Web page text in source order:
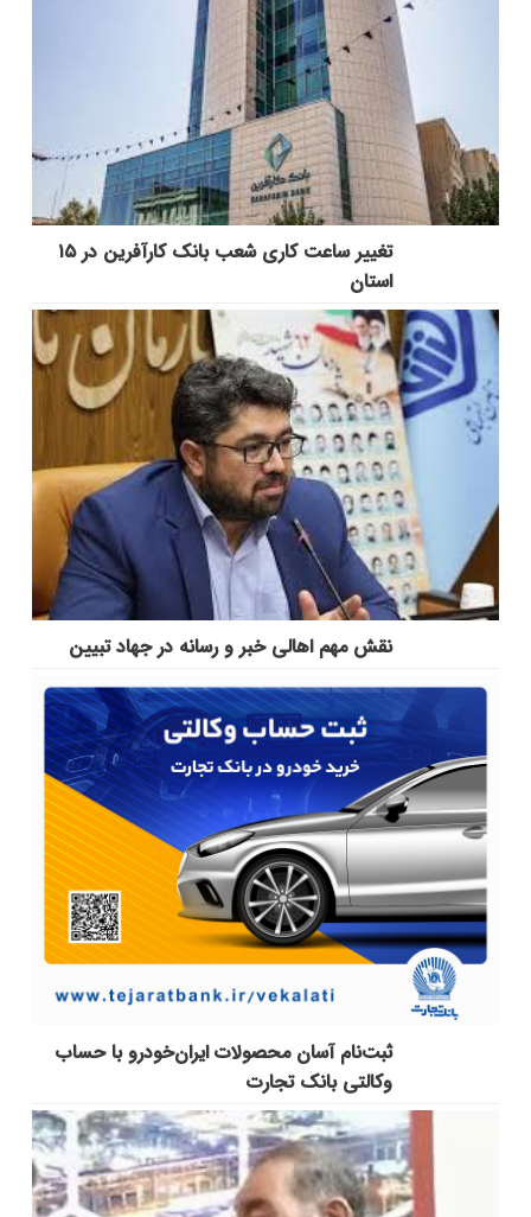
تغییر ساعت کاری شعب بانک کارآفرین در ۱۵
استان
نقش مهم اهالی خبر و رسانه در جهاد تبیین
ثبت‌نام آسان محصولات ایران‌خودرو با حساب
وکالتی بانک تجارت